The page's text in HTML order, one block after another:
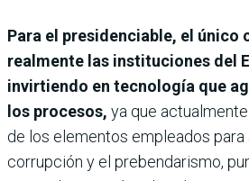
Para el presidenciable, el único
realmente las instituciones del
invirtiendo en tecnología que
los procesos, ya que
de los elementos empleados para
corrupción y el prebendarismo,